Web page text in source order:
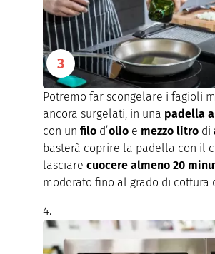
Potremo far scongelare i fagioli
ancora surgelati, in una padella
con un filo d’olio e mezzo litro di
basterà coprire la padella con il
lasciare cuocere almeno 20
moderato fino al grado di cottura